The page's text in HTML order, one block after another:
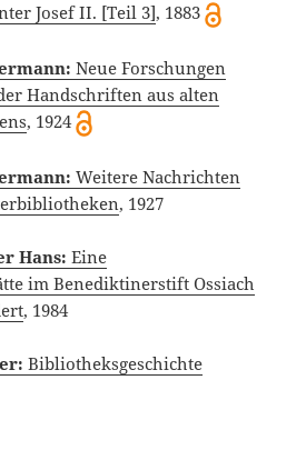
Josef II. [Teil 3], 1883
Neue Forschungen
Handschriften aus alten
, 1924
Weitere Nachrichten
, 1927
Hans:Eine
im Benediktinerstift Ossiach
, 1984
Bibliotheksgeschichte